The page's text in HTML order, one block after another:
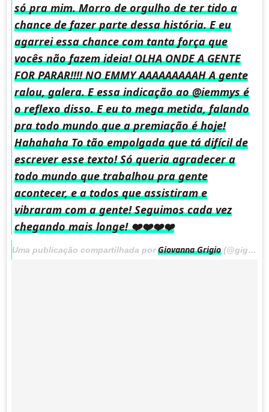
só pra mim. Morro de orgulho de ter tido a
chance de fazer parte dessa história. E eu
agarrei essa chance com tanta força que
vocês não fazem ideia! OLHA ONDE A GENTE
FOR PARAR!!!! NO EMMY AAAAAAAAAH A gente
ralou, galera. E essa indicação ao @iemmys é
o reflexo disso. E eu to mega metida, falando
pra todo mundo que a premiação é hoje!
Hahahaha To tão empolgada que tá difícil de
escrever esse texto! Só queria agradecer a
todo mundo que trabalhou pra gente
acontecer, e a todos que assistiram e
vibraram com a gente! Seguimos cada vez
chegando mais longe! ❤️❤️❤️❤️
Uma publicação compartilhada porGiovanna Grigio (@gigigrigio) em